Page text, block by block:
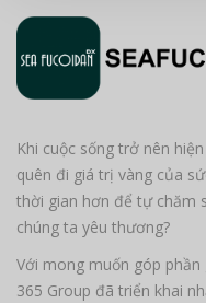
Khi cuộc sống trở nên
quên đi giá trị vàng của
thời gian hơn để tự chăm
chúng ta yêu thương?
Với mong muốn góp
365 Group đã triển khai